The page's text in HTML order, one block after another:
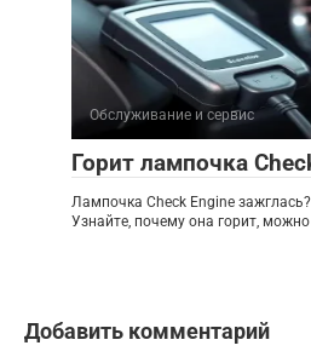
Обслуживание и сервис
Горит лампочка
Лампочка Check Engine
Узнайте, почему она горит,
Добавить комментарий